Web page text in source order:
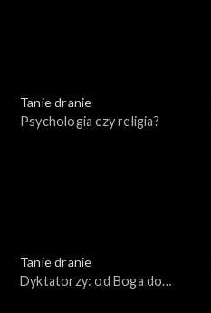
Tanie dranie
Psychologia czy religia?
Tanie dranie
Dyktatorzy: od Boga do